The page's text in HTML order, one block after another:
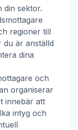
din sektor.
regioner till
du är anställd
dina
och
organiserar
innebär att
intyg och